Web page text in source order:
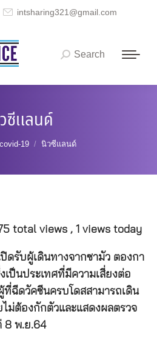
intsharing321@gmail.com
Search:
Search
ซีแลนด์
here:
covid-19 นิวซีแลนด์
total views , 1 views today
ดรับผู้เดินทางจากซามัว ตองกา
เป็นประเทศที่มีความเสี่ยงต่อ
ที่ฉีดวัคซีนครบโดสสามารถเดิน
ไม่ต้องกักตัวและแสดงผลตรวจ
8 พ.ย.64